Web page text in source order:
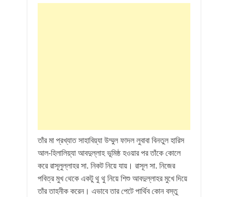
তাঁর মা প্রখ্যাত সাহাবিয়্যা উম্মুল ফাদল লুবাবা বিনতুল হারিস
আল-হিলালিয়্যা আবদুল্লাহ ভূমিষ্ঠ হওয়ার পর তাঁকে কোলে
করে রাসূলুল্লাহর সা. নিকট নিয়ে যায়। রাসূল সা. নিজের
পবিত্র মুখ থেকে একটু থু থু নিয়ে শিশু আবদুল্লাহর মুখে দিয়ে
তাঁর তাহনীক করেন। এভাবে তার পেটে পার্থিব কোন বস্তু